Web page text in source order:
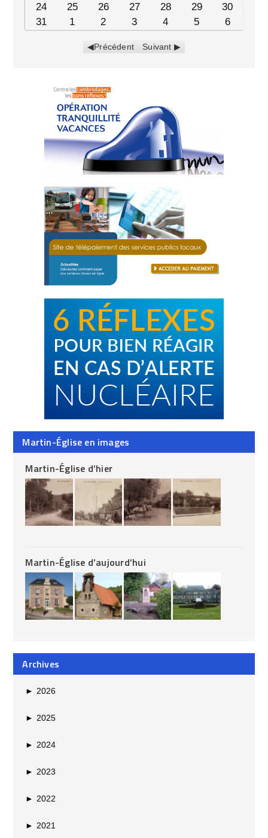
24
25 26 27 28 29
30
31
1 2 3 4 5 6
Précédent Suivant
Martin-Église en images
Martin-Église d’hier
Martin-Église d’aujourd’hui
Archives
► 2026
► 2025
► 2024
► 2023
► 2022
► 2021